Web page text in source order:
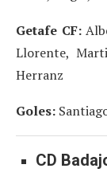
Getafe CF:
Llorente,
Herranz
Goles:
CD